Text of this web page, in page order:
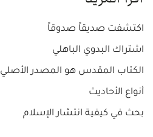
اكتشفت صديقاً صدوقاً
اشتراك البدوي الباهلي
الكتاب المقدس هو المصدر الأصلي
أنواع الأحاديث
بحث في كيفية انتشار الإسلام